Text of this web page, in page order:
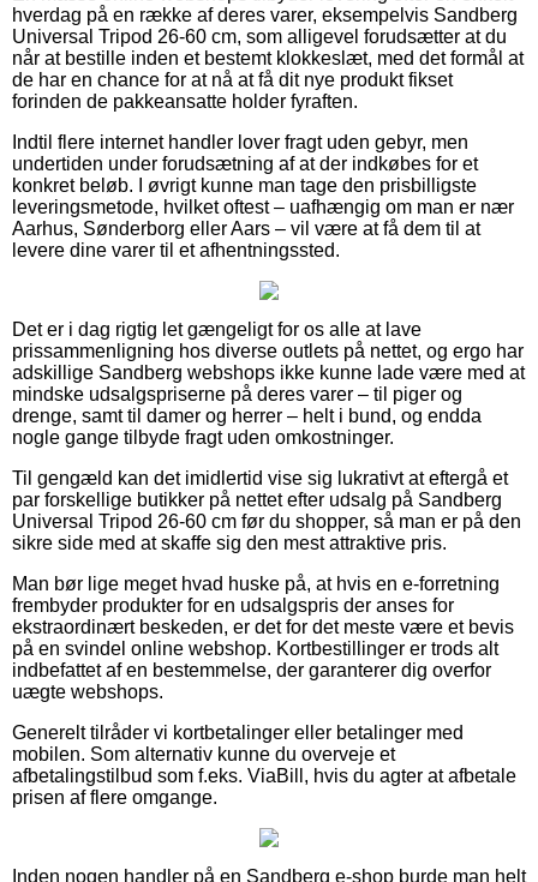
hverdag på en række af deres varer, eksempelvis Sandberg
Universal Tripod 26-60 cm, som alligevel forudsætter at du
når at bestille inden et bestemt klokkeslæt, med det formål at
de har en chance for at nå at få dit nye produkt fikset
forinden de pakkeansatte holder fyraften.
Indtil flere internet handler lover fragt uden gebyr, men
undertiden under forudsætning af at der indkøbes for et
konkret beløb. I øvrigt kunne man tage den prisbilligste
leveringsmetode, hvilket oftest – uafhængig om man er nær
Aarhus, Sønderborg eller Aars – vil være at få dem til at
levere dine varer til et afhentningssted.
Det er i dag rigtig let gængeligt for os alle at lave
prissammenligning hos diverse outlets på nettet, og ergo har
adskillige Sandberg webshops ikke kunne lade være med at
mindske udsalgspriserne på deres varer – til piger og
drenge, samt til damer og herrer – helt i bund, og endda
nogle gange tilbyde fragt uden omkostninger.
Til gengæld kan det imidlertid vise sig lukrativt at eftergå et
par forskellige butikker på nettet efter udsalg på Sandberg
Universal Tripod 26-60 cm før du shopper, så man er på den
sikre side med at skaffe sig den mest attraktive pris.
Man bør lige meget hvad huske på, at hvis en e-forretning
frembyder produkter for en udsalgspris der anses for
ekstraordinært beskeden, er det for det meste være et bevis
på en svindel online webshop. Kortbestillinger er trods alt
indbefattet af en bestemmelse, der garanterer dig overfor
uægte webshops.
Generelt tilråder vi kortbetalinger eller betalinger med
mobilen. Som alternativ kunne du overveje et
afbetalingstilbud som f.eks. ViaBill, hvis du agter at afbetale
prisen af flere omgange.
Inden nogen handler på en Sandberg e-shop burde man helt